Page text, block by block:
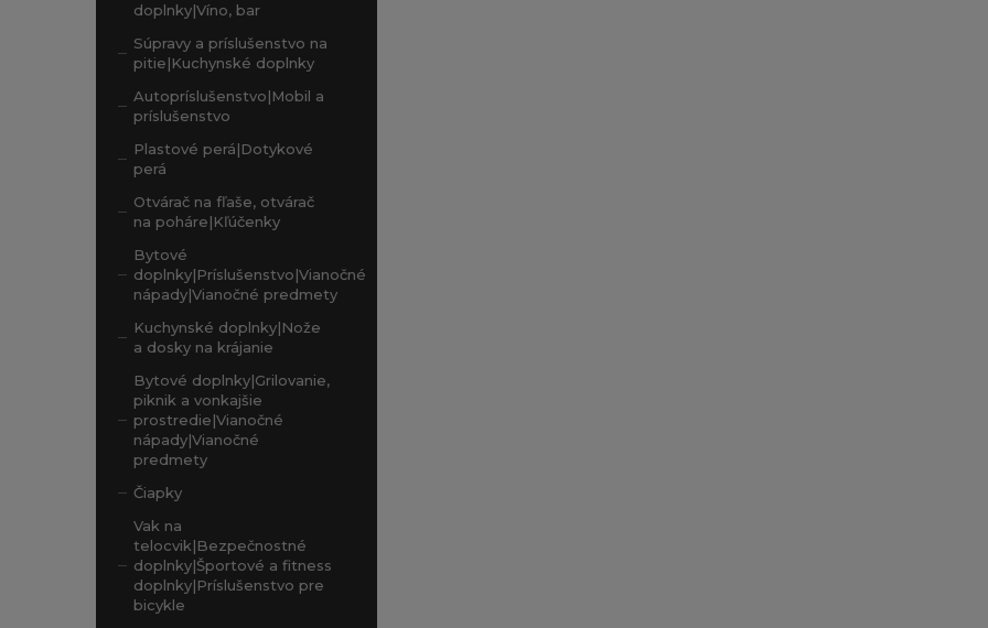
doplnky|Víno, bar
Súpravy a príslušenstvo na
pitie|Kuchynské doplnky
Autopríslušenstvo|Mobil a
príslušenstvo
Plastové perá|Dotykové
perá
Otvárač na fľaše, otvárač
na poháre|Kľúčenky
Bytové
doplnky|Príslušenstvo|Vianočné
nápady|Vianočné predmety
Kuchynské doplnky|Nože
a dosky na krájanie
Bytové doplnky|Grilovanie,
piknik a vonkajšie
prostredie|Vianočné
nápady|Vianočné
predmety
Čiapky
Vak na
telocvik|Bezpečnostné
doplnky|Športové a fitness
doplnky|Príslušenstvo pre
bicykle